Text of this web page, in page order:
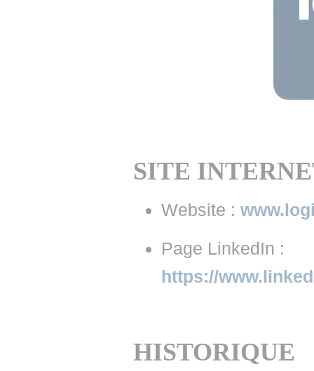
•
👉
SITE
Website :
Page LinkedIn :
https://
HISTORIQUE